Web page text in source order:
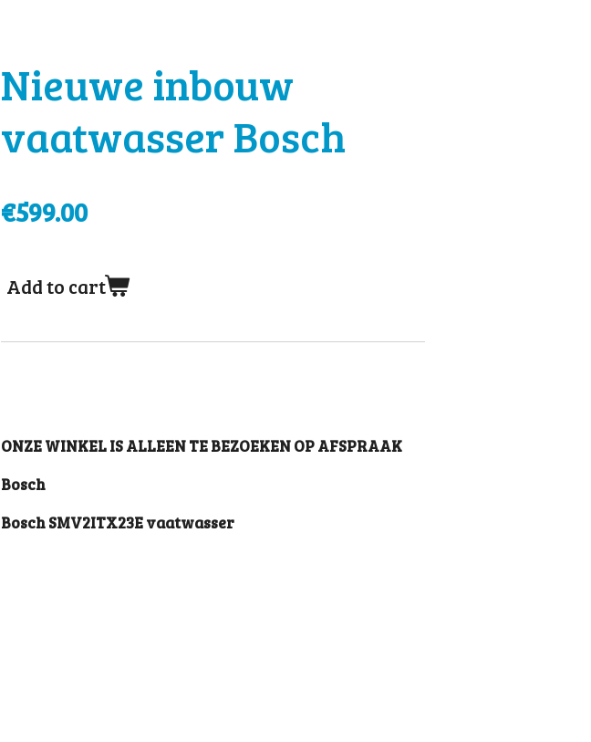
Nieuwe inbouw
vaatwasser Bosch
€599.00
Add to cart
ONZE WINKEL IS ALLEEN TE BEZOEKEN OP AFSPRAAK
Bosch
Bosch SMV2ITX23E vaatwasser